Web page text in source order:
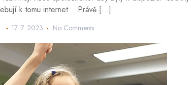
k tomu internet. Právě […]
17. 7. 2023 No Comments